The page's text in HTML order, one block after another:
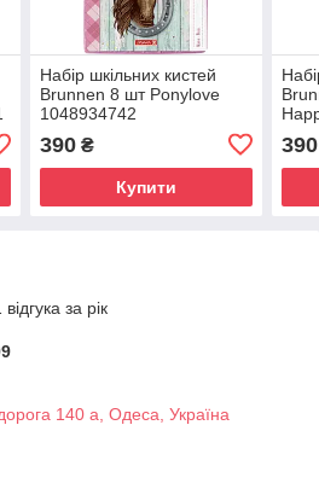
Набір шкільних кистей
Brunnen 8 шт Ponylove
1048934742
390₴
Купити
390
за рік
140 а, Одеса, Україна